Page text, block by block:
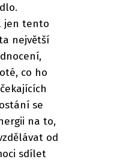
jen tento
největší
co ho
se
na to,
od
sdílet